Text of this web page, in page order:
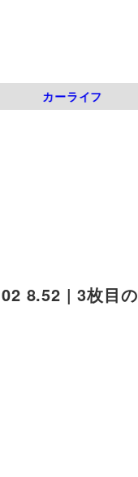
カーライフ
8.52 | 3枚目の